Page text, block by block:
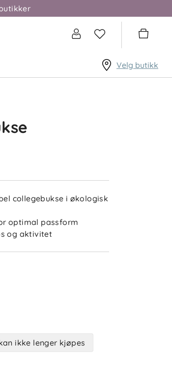
Velg butikk
collegebukse i økologisk
optimal passform
og aktivitet
ikke lenger kjøpes